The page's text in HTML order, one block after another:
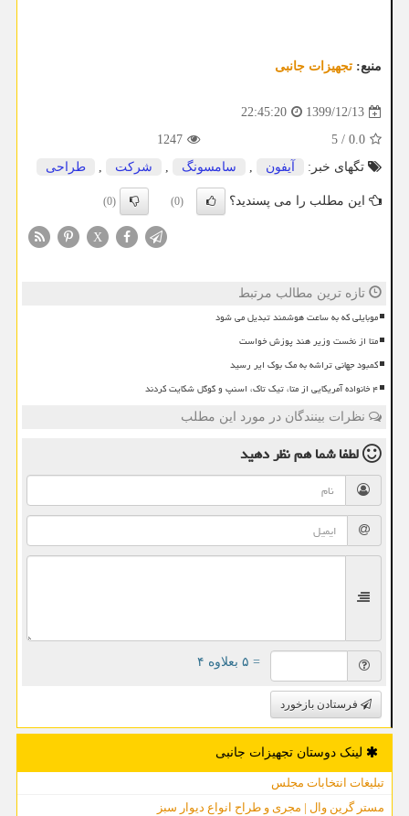
منبع: تجهیزات جانبی
1399/12/13
22:45:20
0.0
/
5
1247
تگهای خبر:
آیفون , سامسونگ , شركت , طراحی
این مطلب را می پسندید؟ (0)
(0)
X
تازه ترین مطالب مرتبط
موبایلی که به ساعت هوشمند تبدیل می شود
متا از نخست وزیر هند پوزش خواست
کمبود جهانی تراشه به مک بوک ایر رسید
۴ خانواده آمریکایی از متا، تیک تاک، اسنپ و گوگل شکایت کردند
نظرات بینندگان در مورد این مطلب
لطفا شما همنظر دهید
= ۵ بعلاوه ۴
فرستادن بازخورد
لینک دوستان تجهیزات جانبی
تبلیغات انتخابات مجلس
مستر گرین وال | مجری و طراح انواع دیوار سبز